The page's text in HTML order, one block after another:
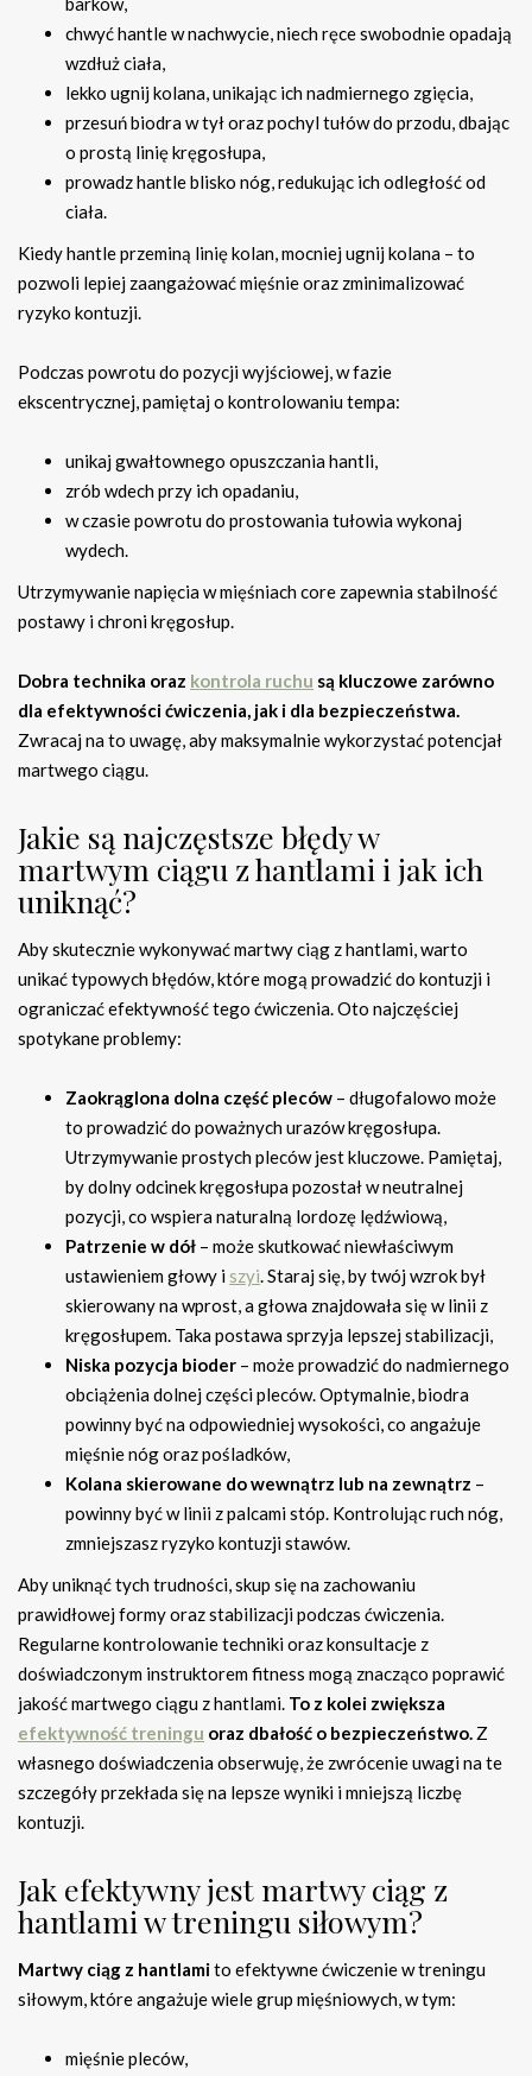
chwyć hantle w nachwycie, niech ręce swobodnie opadają
wzdłuż ciała,
lekko ugnij kolana, unikając ich nadmiernego zgięcia,
przesuń biodra w tył oraz pochyl tułów do przodu, dbając
o prostą linię kręgosłupa,
prowadz hantle blisko nóg, redukując ich odległość od
ciała.
Kiedy hantle przeminą linię kolan, mocniej ugnij kolana – to
pozwoli lepiej zaangażować mięśnie oraz zminimalizować
ryzyko kontuzji.
Podczas powrotu do pozycji wyjściowej, w fazie
ekscentrycznej, pamiętaj o kontrolowaniu tempa:
unikaj gwałtownego opuszczania hantli,
zrób wdech przy ich opadaniu,
w czasie powrotu do prostowania tułowia wykonaj
wydech.
Utrzymywanie napięcia w mięśniach core zapewnia stabilność
postawy i chroni kręgosłup.
Dobra technika oraz kontrola ruchu są kluczowe zarówno
dla efektywności ćwiczenia, jak i dla bezpieczeństwa.
Zwracaj na to uwagę, aby maksymalnie wykorzystać potencjał
martwego ciągu.
Jakie są najczęstsze błędy w
martwym ciągu z hantlami i jak ich
uniknąć?
Aby skutecznie wykonywać martwy ciąg z hantlami, warto
unikać typowych błędów, które mogą prowadzić do kontuzji i
ograniczać efektywność tego ćwiczenia. Oto najczęściej
spotykane problemy:
Zaokrąglona dolna część pleców – długofalowo może
to prowadzić do poważnych urazów kręgosłupa.
Utrzymywanie prostych pleców jest kluczowe. Pamiętaj,
by dolny odcinek kręgosłupa pozostał w neutralnej
pozycji, co wspiera naturalną lordozę lędźwiową,
Patrzenie w dół – może skutkować niewłaściwym
ustawieniem głowy iszyi. Staraj się, by twój wzrok był
skierowany na wprost, a głowa znajdowała się w linii z
kręgosłupem. Taka postawa sprzyja lepszej stabilizacji,
Niska pozycja bioder – może prowadzić do nadmiernego
obciążenia dolnej części pleców. Optymalnie, biodra
powinny być na odpowiedniej wysokości, co angażuje
mięśnie nóg oraz pośladków,
Kolana skierowane do wewnątrz lub na zewnątrz –
powinny być w linii z palcami stóp. Kontrolując ruch nóg,
zmniejszasz ryzyko kontuzji stawów.
Aby uniknąć tych trudności, skup się na zachowaniu
prawidłowej formy oraz stabilizacji podczas ćwiczenia.
Regularne kontrolowanie techniki oraz konsultacje z
doświadczonym instruktorem fitness mogą znacząco poprawić
jakość martwego ciągu z hantlami. To z kolei zwiększa
efektywność treningu oraz dbałość o bezpieczeństwo. Z
własnego doświadczenia obserwuję, że zwrócenie uwagi na te
szczegóły przekłada się na lepsze wyniki i mniejszą liczbę
kontuzji.
Jak efektywny jest martwy ciąg z
hantlami w treningu siłowym?
Martwy ciąg z hantlamito efektywne ćwiczenie w treningu
siłowym, które angażuje wiele grup mięśniowych, w tym:
mięśnie pleców,